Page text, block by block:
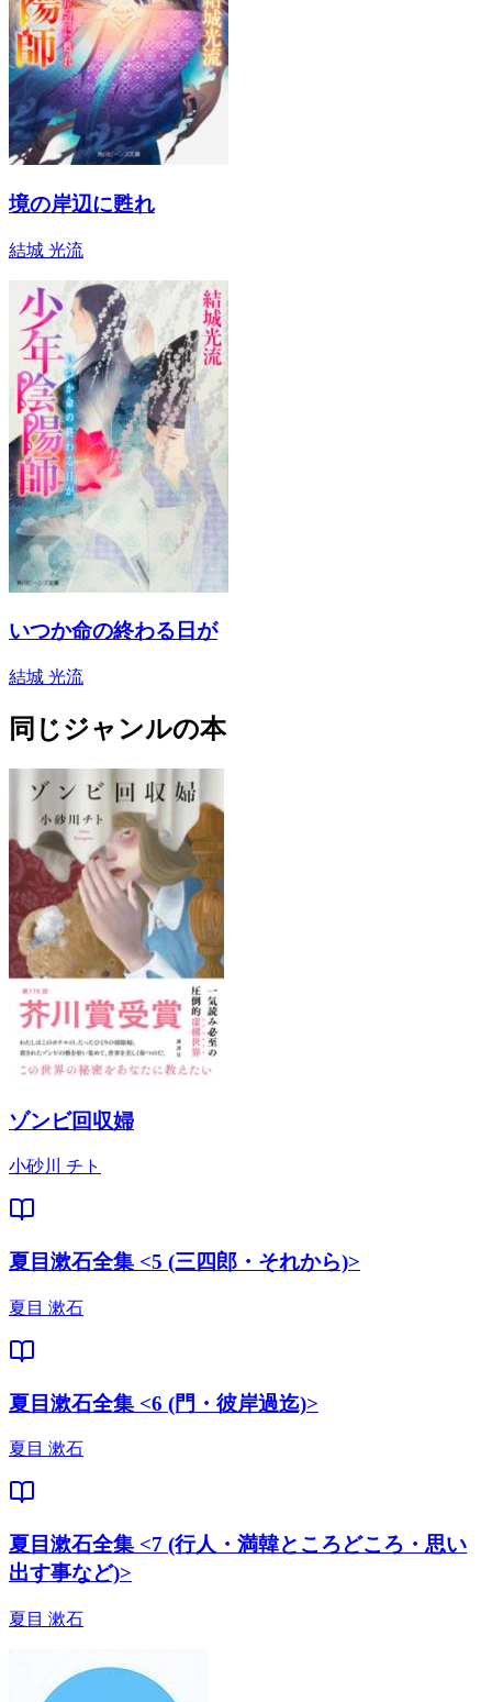
境の岸辺に甦れ
結城 光流
いつか命の終わる日が
結城 光流
同じジャンルの本
ゾンビ回収婦
小砂川 チト
夏目漱石全集 <5 (三四郎・それから)>
夏目 漱石
夏目漱石全集 <6 (門・彼岸過迄)>
夏目 漱石
夏目漱石全集 <7 (行人・満韓ところどころ・思い
出す事など)>
夏目 漱石